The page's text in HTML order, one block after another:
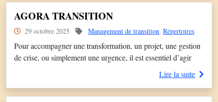
notre activité […]
AGORA TRANSITION
29 octobre 2025 Management de transition, Répertoires
Pour accompagner une transformation, un projet, une gestion
de crise, ou simplement une urgence, il est essentiel d’agir
avec rapidité et précision. AGORA TRANSITION propose
une offre pour répondre à des situations en évolution
Lire la suite